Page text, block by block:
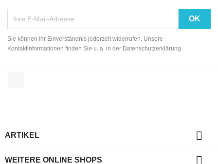
Sie können Ihr Einverständnis jederzeit widerrufen. Unsere
Kontaktinformationen finden Sie u. a. in der Datenschutzerklärung.
ARTIKEL 
WEITERE ONLINE SHOPS 